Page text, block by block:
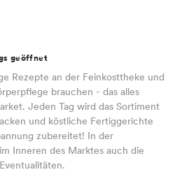
geöffnet
Rezepte an der Feinkosttheke und
brauchen - das alles
Jeden Tag wird das Sortiment
und köstliche Fertiggerichte
zubereitet! In der
Inneren des Marktes auch die